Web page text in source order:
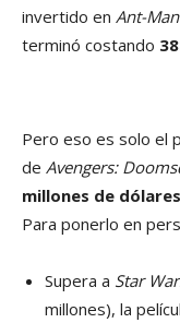
invertido en Ant-
terminó costando
Pero eso es solo el
de Avengers:
millones de dólares
Para ponerlo en
Supera a Star
millones), la